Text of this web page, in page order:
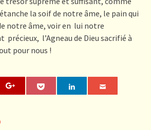
la soif de notre âme, le pain qui
notre âme, voir en lui notre
l’Agneau de Dieu sacrifié à
pour nous !